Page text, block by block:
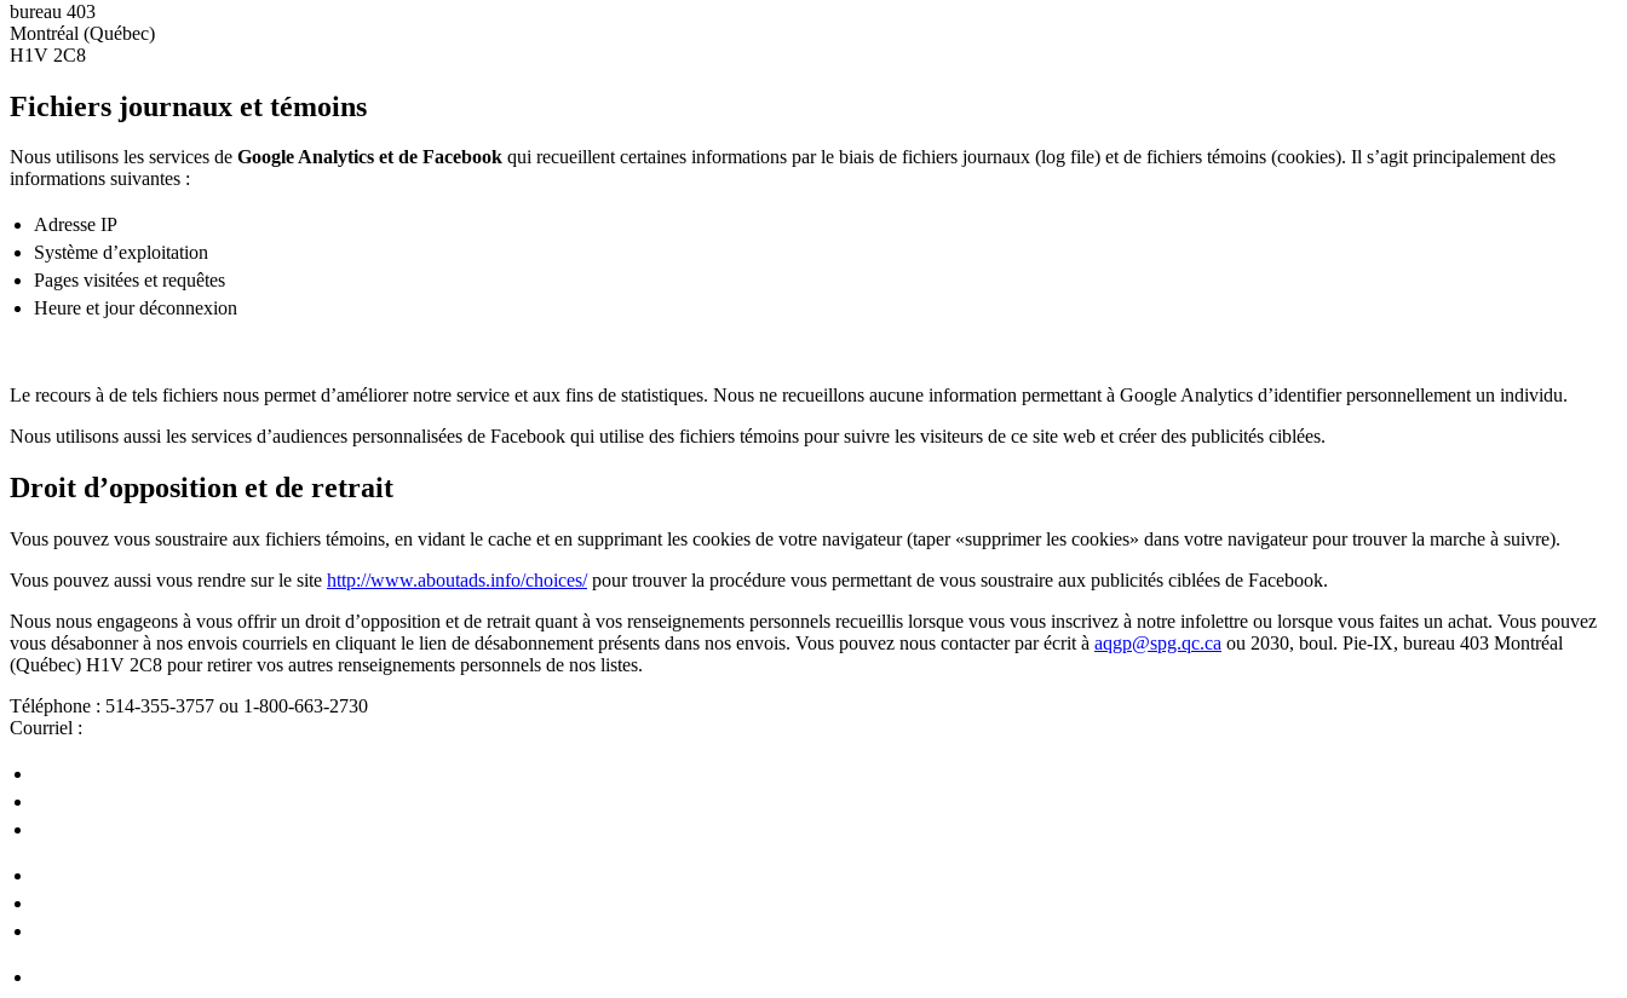
bureau 403
Montréal (Québec)
H1V 2C8
Fichiers journaux et témoins
Nous utilisons les services de Google Analytics et de Facebook qui recueillent certaines informations par le biais de fichiers journaux (log file) et de fichiers témoins (cookies). Il s’agit principalement des
informations suivantes :
Adresse IP
Système d’exploitation
Pages visitées et requêtes
Heure et jour déconnexion
Le recours à de tels fichiers nous permet d’améliorer notre service et aux fins de statistiques. Nous ne recueillons aucune information permettant à Google Analytics d’identifier personnellement un individu.
Nous utilisons aussi les services d’audiences personnalisées de Facebook qui utilise des fichiers témoins pour suivre les visiteurs de ce site web et créer des publicités ciblées.
Droit d’opposition et de retrait
Vous pouvez vous soustraire aux fichiers témoins, en vidant le cache et en supprimant les cookies de votre navigateur (taper «supprimer les cookies» dans votre navigateur pour trouver la marche à suivre).
Vous pouvez aussi vous rendre sur le site http://www.aboutads.info/choices/pour trouver la procédure vous permettant de vous soustraire aux publicités ciblées de Facebook.
Nous nous engageons à vous offrir un droit d’opposition et de retrait quant à vos renseignements personnels recueillis lorsque vous vous inscrivez à notre infolettre ou lorsque vous faites un achat. Vous pouvez
vous désabonner à nos envois courriels en cliquant le lien de désabonnement présents dans nos envois. Vous pouvez nous contacter par écrit à aqgp@spg.qc.ca ou 2030, boul. Pie-IX, bureau 403 Montréal
(Québec) H1V 2C8 pour retirer vos autres renseignements personnels de nos listes.
Téléphone : 514-355-3757 ou 1-800-663-2730
Courriel :